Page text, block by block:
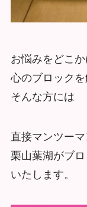
お悩みをどこ
心のブロック
そんな方には
直接マンツー
栗山葉湖がブ
いたします。